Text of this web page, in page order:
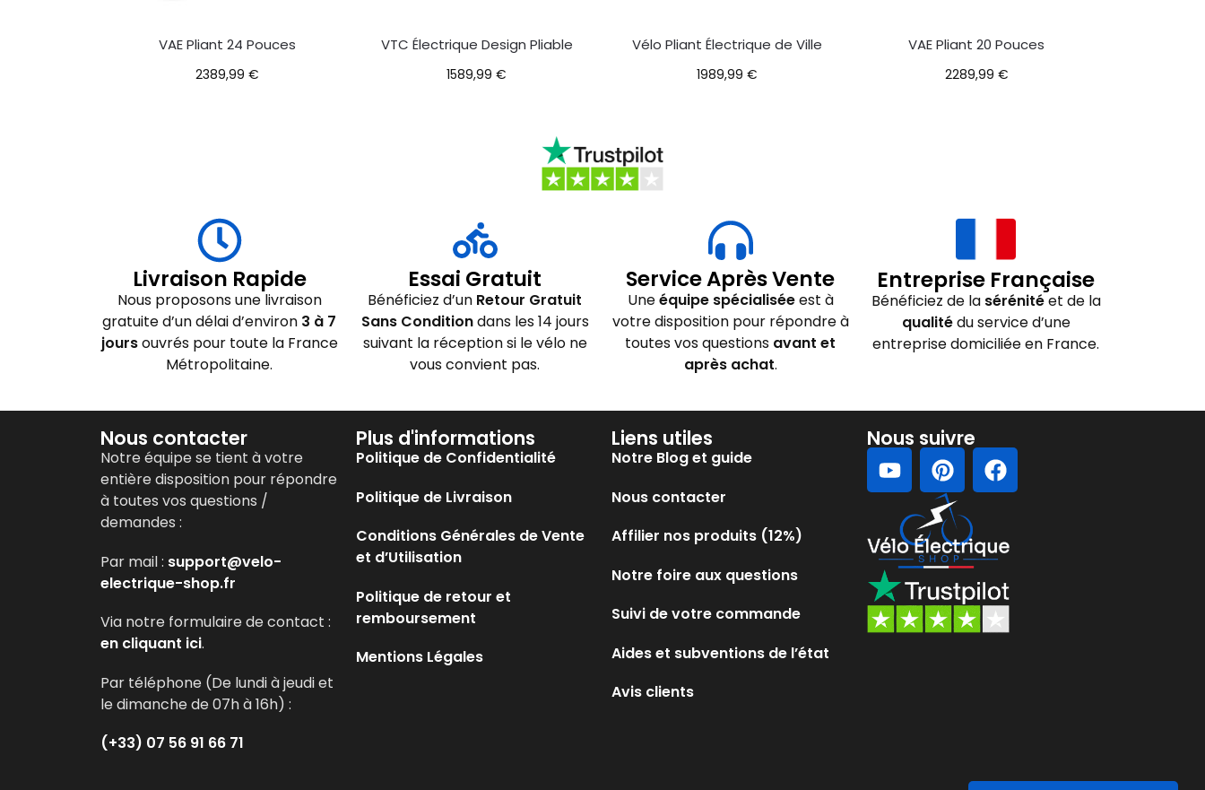
VAE Pliant 24 Pouces
2389,99 €
VTC Électrique Design Pliable
1589,99€
Vélo Pliant Électrique de Ville
1989,99 €
VAE Pliant 20 Pouces
2289,99 €
Livraison Rapide
Nous proposons une livraison
gratuite d’un délai d’environ 3 à 7
joursouvrés pour toute la France
Métropolitaine.
Essai Gratuit
Bénéficiez d’un Retour Gratuit
Sans Conditiondans les 14 jours
suivant la réception si le vélo ne
vous convient pas.
Service Après Vente
Uneéquipe spécialiséeest à
votre disposition pour répondre à
toutes vos questions avant et
après achat.
Entreprise Française
Bénéficiez de la sérénitéet de la
qualitédu service d’une
entreprise domiciliée en France.
Nous contacter
Notre équipe se tient à votre
entière disposition pour répondre
à toutes vos questions /
demandes :
Par mail : support@velo-
electrique-shop.fr
Via notre formulaire de contact :
en cliquant ici.
Par téléphone (De lundi à jeudi et
le dimanche de 07h à 16h) :
(+33) 07 56 91 66 71
Plus d'informations
Politique de Confidentialité
Politique de Livraison
Conditions Générales de Vente
et d’Utilisation
Politique de retour et
remboursement
Mentions Légales
Liens utiles
Notre Blog et guide
Nous contacter
Affilier nos produits (12%)
Notre foire aux questions
Suivi de votre commande
Aides et subventions de l’état
Avis clients
Nous suivre